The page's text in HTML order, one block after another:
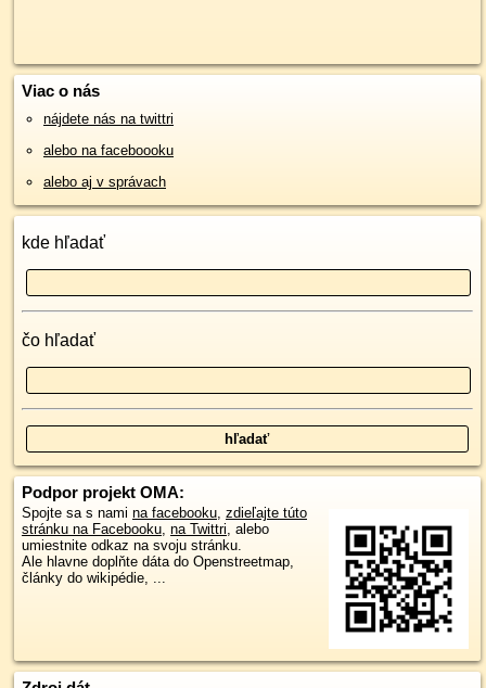
Viac o nás
nájdete nás na twittri
alebo na faceboooku
alebo aj v správach
kde hľadať
čo hľadať
Podpor projekt OMA:
Spojte sa s nami na facebooku, zdieľajte túto
stránku na Facebooku, na Twittri, alebo
umiestnite odkaz na svoju stránku.
Ale hlavne doplňte dáta do Openstreetmap,
články do wikipédie, ...